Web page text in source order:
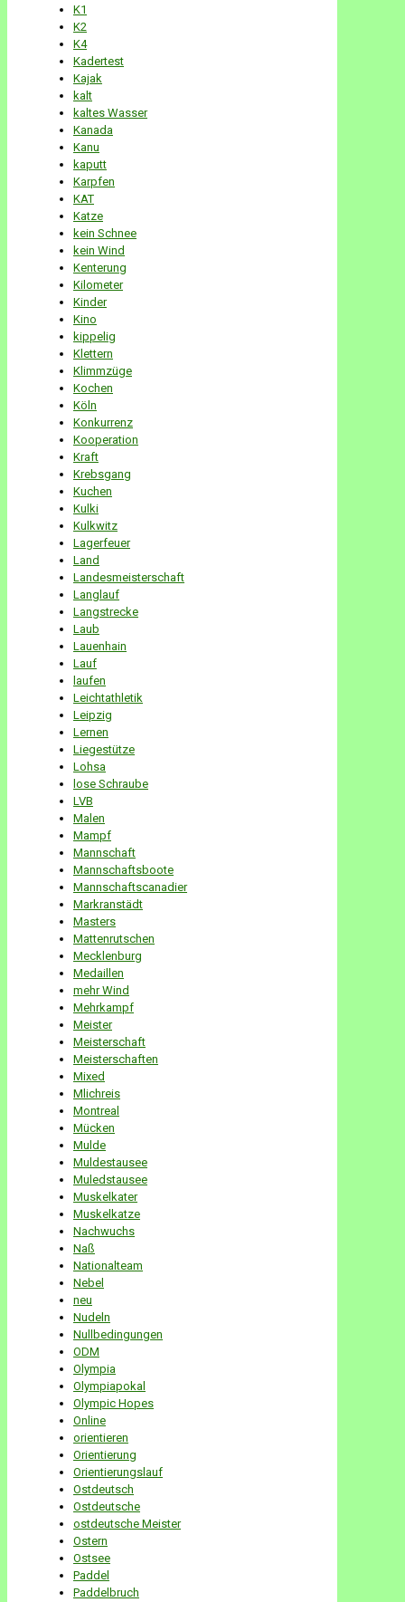
K1
K2
K4
Kadertest
Kajak
kalt
kaltes Wasser
Kanada
Kanu
kaputt
Karpfen
KAT
Katze
kein Schnee
kein Wind
Kenterung
Kilometer
Kinder
Kino
kippelig
Klettern
Klimmzüge
Kochen
Köln
Konkurrenz
Kooperation
Kraft
Krebsgang
Kuchen
Kulki
Kulkwitz
Lagerfeuer
Land
Landesmeisterschaft
Langlauf
Langstrecke
Laub
Lauenhain
Lauf
laufen
Leichtathletik
Leipzig
Lernen
Liegestütze
Lohsa
lose Schraube
LVB
Malen
Mampf
Mannschaft
Mannschaftsboote
Mannschaftscanadier
Markranstädt
Masters
Mattenrutschen
Mecklenburg
Medaillen
mehr Wind
Mehrkampf
Meister
Meisterschaft
Meisterschaften
Mixed
Mlichreis
Montreal
Mücken
Mulde
Muldestausee
Muledstausee
Muskelkater
Muskelkatze
Nachwuchs
Naß
Nationalteam
Nebel
neu
Nudeln
Nullbedingungen
ODM
Olympia
Olympiapokal
Olympic Hopes
Online
orientieren
Orientierung
Orientierungslauf
Ostdeutsch
Ostdeutsche
ostdeutsche Meister
Ostern
Ostsee
Paddel
Paddelbruch